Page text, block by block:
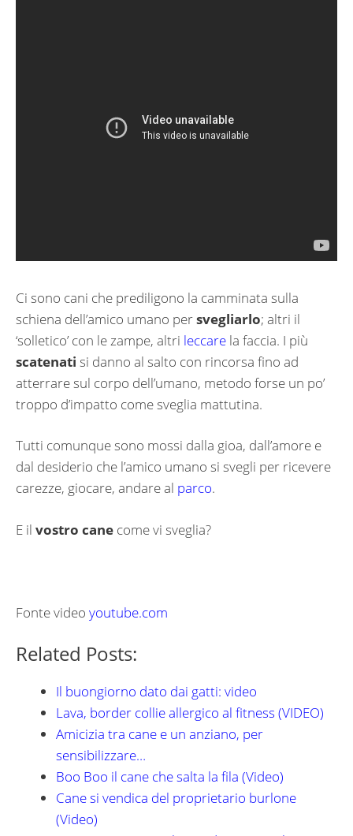
Ci sono cani che prediligono la camminata sulla
schiena dell’amico umano persvegliarlo; altri il
‘solletico’ con le zampe, altri leccare la faccia. I più
scatenati si danno al salto con rincorsa fino ad
atterrare sul corpo dell’umano, metodo forse un po’
troppo d’impatto come sveglia mattutina.
Tutti comunque sono mossi dalla gioa, dall’amore e
dal desiderio che l’amico umano si svegli per ricevere
carezze, giocare, andare al parco.
E il vostro cane come vi sveglia?
Fonte video youtube.com
Related Posts:
Il buongiorno dato dai gatti: video
Lava, border collie allergico al fitness (VIDEO)
Amicizia tra cane e un anziano, per
sensibilizzare…
Boo Boo il cane che salta la fila (Video)
Cane si vendica del proprietario burlone
(Video)